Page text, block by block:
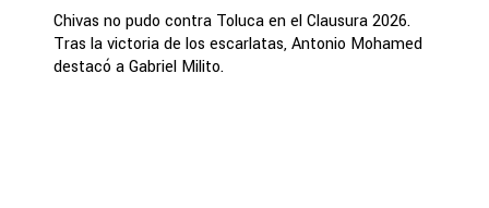
Chivas no pudo contra Toluca en el Clausura 2026.
Tras la victoria de los escarlatas, Antonio Mohamed
destacó a Gabriel Milito.